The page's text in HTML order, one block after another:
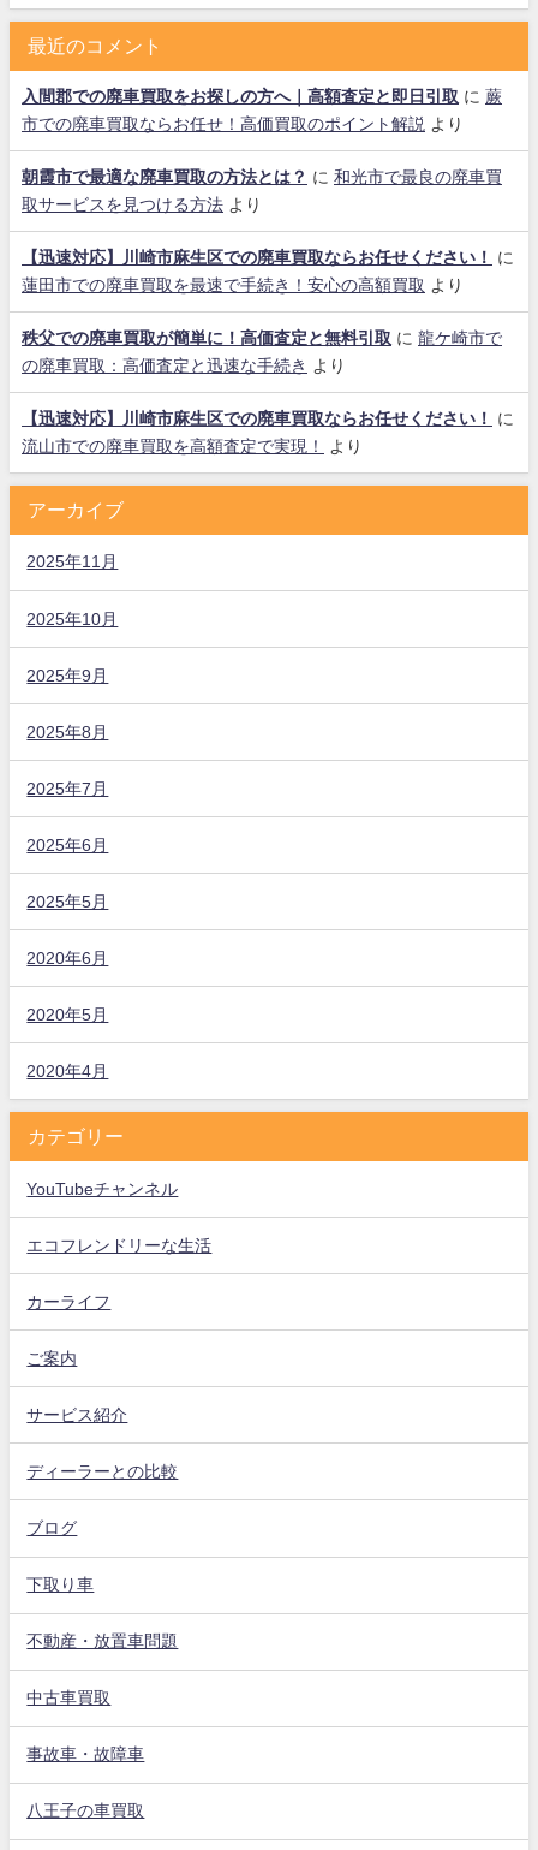
最近のコメント
入間郡での廃車買取をお探しの方へ｜高額査定と即日引取 に 蕨
市での廃車買取ならお任せ！高価買取のポイント解説 より
朝霞市で最適な廃車買取の方法とは？ に 和光市で最良の廃車買
取サービスを見つける方法 より
【迅速対応】川崎市麻生区での廃車買取ならお任せください！
に
蓮田市での廃車買取を最速で手続き！安心の高額買取 より
秩父での廃車買取が簡単に！高価査定と無料引取 に 龍ケ崎市で
の廃車買取：高価査定と迅速な手続き
より
【迅速対応】川崎市麻生区での廃車買取ならお任せください！
に
流山市での廃車買取を高額査定で実現！
より
アーカイブ
2025年11月
2025年10月
2025年9月
2025年8月
2025年7月
2025年6月
2025年5月
2020年6月
2020年5月
2020年4月
カテゴリー
YouTubeチャンネル
エコフレンドリーな生活
カーライフ
ご案内
サービス紹介
ディーラーとの比較
ブログ
下取り車
不動産・放置車問題
中古車買取
事故車・故障車
八王子の車買取